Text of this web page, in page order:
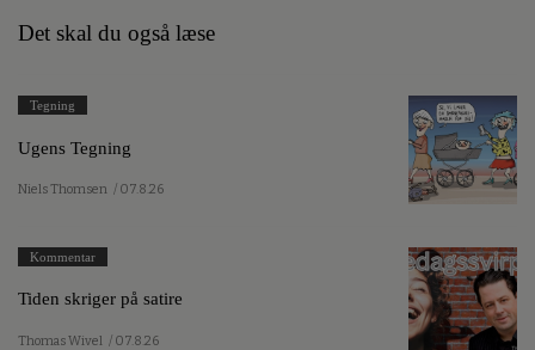
Det skal du også læse
Tegning
Ugens Tegning
Niels Thomsen / 07.8.26
Kommentar
Tiden skriger på satire
Thomas Wivel / 07.8.26